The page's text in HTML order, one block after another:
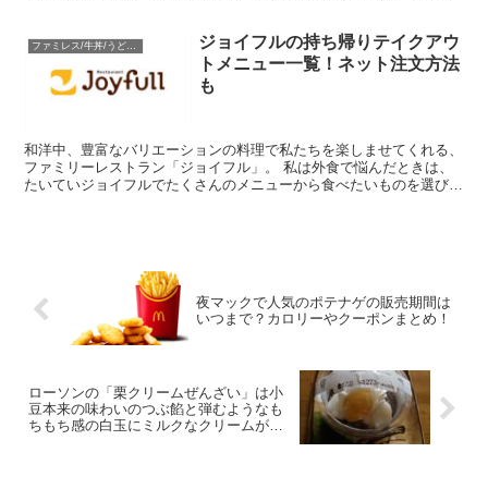
ファミレス/牛丼/うどん/中華
ジョイフルの持ち帰りテイクアウ
トメニュー一覧！ネット注文方法
も
和洋中、豊富なバリエーションの料理で私たちを楽しませてくれる、
ファミリーレストラン「ジョイフル」。 私は外食で悩んだときは、
たいていジョイフルでたくさんのメニューから食べたいものを選びま
夜マックで人気のポテナゲの販売期間は
いつまで？カロリーやクーポンまとめ！
ローソンの「栗クリームぜんざい」は小
豆本来の味わいのつぶ餡と弾むようなも
ちもち感の白玉にミルクなクリームが丁